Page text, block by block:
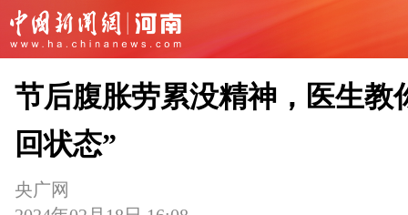
节后腹胀劳累没精神，医生教
回状态”
央广网